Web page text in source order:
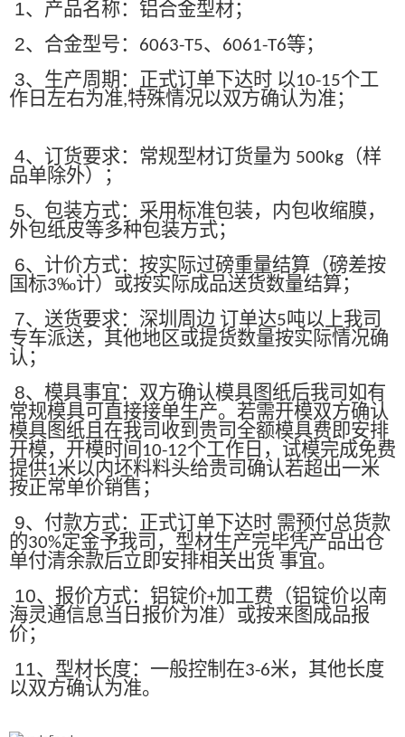
1、产品名称：铝合金型材；
2、合金型号： 6063-T5、 6061-T6等；
3、生产周期：正式订单下达时 以10-15个工
作日左右为准,特殊情况以双方确认为准；
4、订货要求：常规型材订货量为 500kg （样
品单除外）；
5、包装方式：采用标准包装，内包收缩膜，
外包纸皮等多种包装方式；
6、计价方式：按实际过磅重量结算（磅差按
国标3‰计）或按实际成品送货数量结算；
7、送货要求：深圳周边 订单达5吨以上我司
专车派送，其他地区或提货数量按实际情况确
认；
8、模具事宜：双方确认模具图纸后我司如有
常规模具可直接接单生产。若需开模双方确认
模具图纸且在我司收到贵司全额模具费即安排
开模，开模时间 10-12个工作日，试模完成免费
提供1米以内坯料料头给贵司确认若超出一米
按正常单价销售；
9、付款方式：正式订单下达时 需预付总货款
的30%定金予我司，型材生产完毕凭产品出仓
单付清余款后立即安排相关出货 事宜。
10、报价方式：铝锭价+加工费（铝锭价以南
海灵通信息当日报价为准）或按来图成品报
价；
11、型材长度：一般控制在3-6米，其他长度
以双方确认为准。